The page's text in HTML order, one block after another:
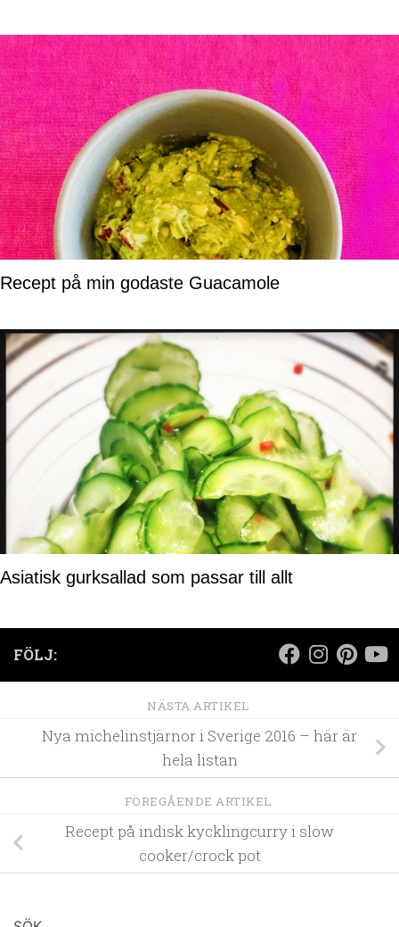
Recept på min godaste Guacamole
Asiatisk gurksallad som passar till allt
FÖLJ:
NÄSTA ARTIKEL
Nya michelinstjärnor i Sverige 2016 – här är
hela listan
FÖREGÅENDE ARTIKEL
Recept på indisk kycklingcurry i slow
cooker/crock pot